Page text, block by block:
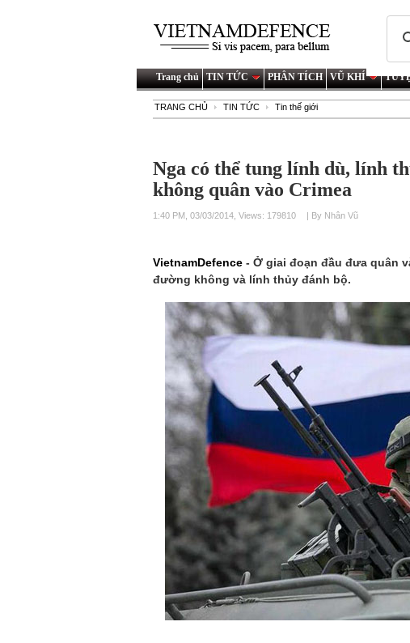
Trang chủ TIN TỨC PHÂN TÍCH VŨ KHÍ
TRANG CHỦ TIN TỨC Tin thế giới
Nga có thể tung lính dù, lính
không quân vào Crimea
1:40 PM, 03/03/2014, Views: 179810 | By Nhân Vũ
VietnamDefence - Ở giai đoạn đầu đưa quân
đường không và lính thủy đánh bộ.